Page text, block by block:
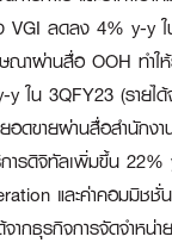
VGI ลดลง 4% y-y
ณาผ่านสื่อ OOH ทำใ
y ใน 3QFY23 (รายไ
อดขายผ่านสื่อสำนัก
ารดิจิทัลเพิ่มขึ้น
และค่าคอมมิชชั่
จากธุรกิจการจัดจำห